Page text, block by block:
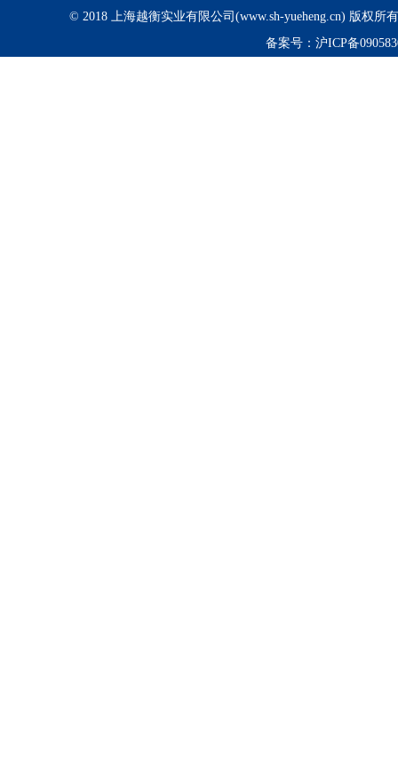
© 2018 上海越衡实业有限公司(www.sh-yueheng.cn) 版权所
备案号： 沪ICP备